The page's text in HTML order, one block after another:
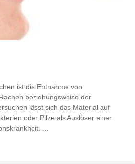
ist die Entnahme von
beziehungsweise der
lässt sich das Material auf
oder Pilze als Auslöser einer
...